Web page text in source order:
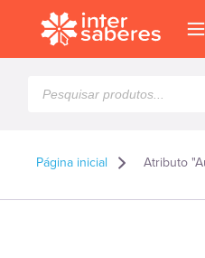
produtos
Página inicial